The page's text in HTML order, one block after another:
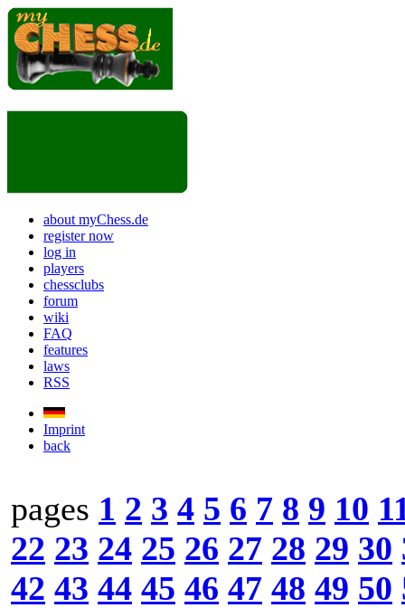
about myChess.de
register now
log in
players
chessclubs
forum
wiki
FAQ
features
laws
RSS
Imprint
back
pages 1 2 3 4 5 6 7 8 9 10
22 23 24 25 26 27 28 29 30
42 43 44 45 46 47 48 49 50